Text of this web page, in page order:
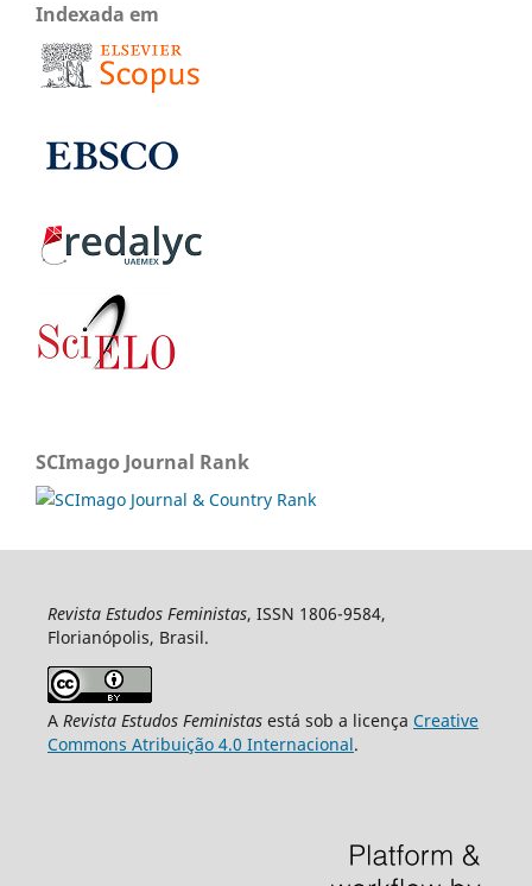
Indexada em
SCImago Journal Rank
Revista Estudos Feministas, ISSN 1806-9584,
Florianópolis, Brasil.
A Revista Estudos Feministasestá sob a licença Creative
Commons Atribuição 4.0 Internacional.